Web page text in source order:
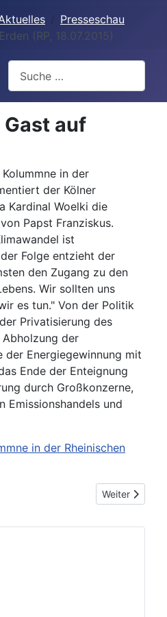
Presseschau
(RP, 18.07.2015)
auf
in der
der Kölner
Kardinal Woelki die
Papst Franziskus.
ist
Folge entzieht der
den Zugang zu den
Wir sollten uns
es tun." Von der Politik
Privatisierung des
Abholzung der
der Energiegewinnung mit
Ende der Enteignung
durch Großkonzerne,
Emissionshandels und
in der Rheinischen
Atmosphäre – das Drama um
Nächster
Weiter